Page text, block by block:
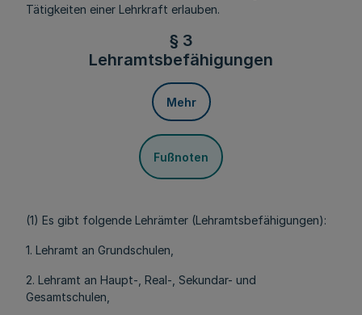
Tätigkeiten einer Lehrkraft erlauben.
§ 3
Lehramtsbefähigungen
Mehr
Fußnoten
(1) Es gibt folgende Lehrämter (Lehramtsbefähigungen):
1. Lehramt an Grundschulen,
2. Lehramt an Haupt-, Real-, Sekundar- und
Gesamtschulen,